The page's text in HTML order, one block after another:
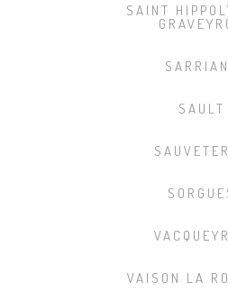
SAINT
SAULT
VAISON LA